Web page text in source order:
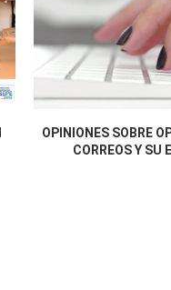
OPINIONES SOBRE
CORREOS Y SU